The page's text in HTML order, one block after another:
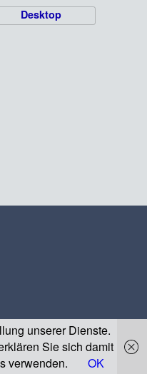
Desktop
unserer Dienste.
Sie sich damit
verwenden.
OK